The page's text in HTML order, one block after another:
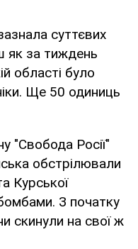
суттєвих
як за тиждень
області було
Ще 50 одиниць
"Свобода Росії"
обстрілювали
Курської
З початку
скинули на свої ж